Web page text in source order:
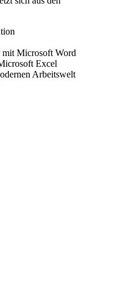
mit Microsoft Word
Excel
Arbeitswelt